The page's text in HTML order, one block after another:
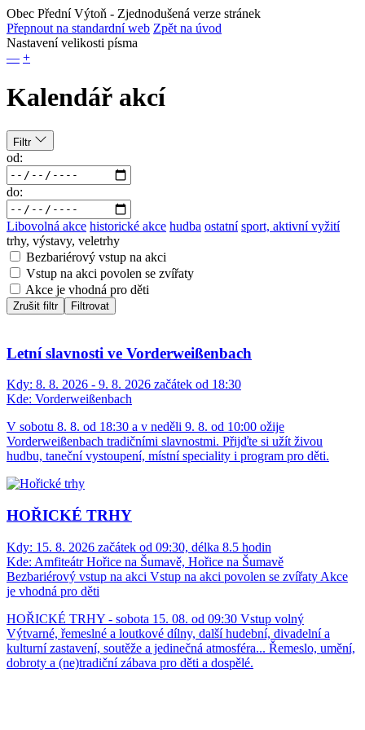
Obec Přední Výtoň - Zjednodušená verze stránek
Přepnout na standardní web Zpět na úvod
Nastavení velikosti písma
— +
Kalendář akcí
Filtr
od:
do:
Libovolná akce historické akce hudba ostatní sport, aktivní vyžití
trhy, výstavy, veletrhy
Bezbariérový vstup na akci
Vstup na akci povolen se zvířaty
Akce je vhodná pro děti
Zrušit filtr Filtrovat
Letní slavnosti ve Vorderweißenbach
Kdy: 8. 8. 2026 - 9. 8. 2026 začátek od 18:30
Kde: Vorderweißenbach
V sobotu 8. 8. od 18:30 a v neděli 9. 8. od 10:00 ožije
Vorderweißenbach tradičními slavnostmi. Přijďte si užít živou
hudbu, taneční vystoupení, místní speciality i program pro děti.
HOŘICKÉ TRHY
Kdy: 15. 8. 2026 začátek od 09:30, délka 8.5 hodin
Kde: Amfiteátr Hořice na Šumavě, Hořice na Šumavě
Bezbariérový vstup na akci Vstup na akci povolen se zvířaty Akce
je vhodná pro děti
HOŘICKÉ TRHY - sobota 15. 08. od 09:30 Vstup volný
Výtvarné, řemeslné a loutkové dílny, další hudební, divadelní a
kulturní zastavení, soutěže a jedinečná atmosféra... Řemeslo, umění,
dobroty a (ne)tradiční zábava pro děti a dospělé.